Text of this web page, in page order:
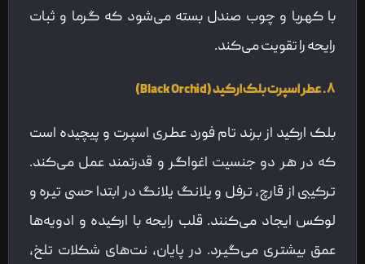
با کهربا و چوب صندل بسته می‌شود که گرما و ثبات
رایحه را تقویت می‌کند.
۸. عطر اسپرت بلک ارکید (Black Orchid)
بلک ارکید از برند تام فورد عطری اسپرت و پیچیده است
که در هر دو جنسیت اغواگر و قدرتمند عمل می‌کند.
ترکیبی از قارچ، ترفل و یلانگ یلانگ در ابتدا حسی تیره و
لوکس ایجاد می‌کنند. قلب رایحه با ارکیده و ادویه‌ها
عمق بیشتری می‌گیرد. در پایان، نت‌های شکلات تلخ،